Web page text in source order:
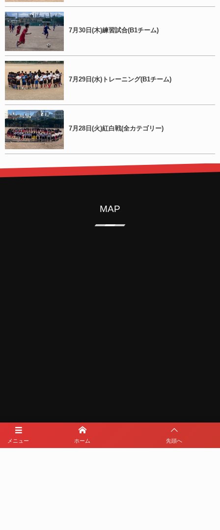
7月30日(木)練習試合(B1チーム)
7月29日(水)トレーニング(B1チーム)
7月28日(火)紅白戦(全カテゴリー)
メニュー ホーム 先頭へ
MAP
メディアパートナー